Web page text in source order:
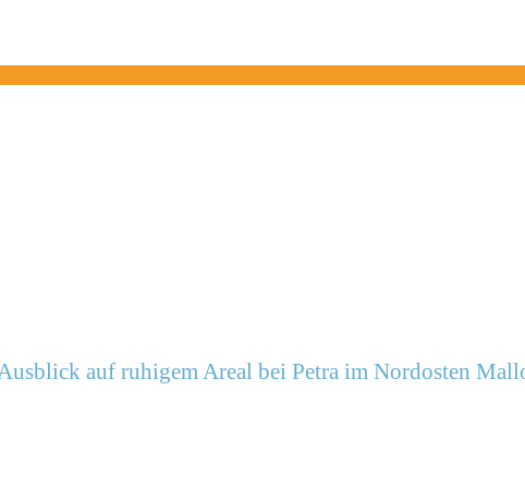
auf ruhigem Areal bei Petra im Nordosten